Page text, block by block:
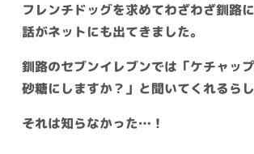
フレンチドッグを求めてわざわざ釧路
話がネットにも出てきました。
釧路のセブンイレブンでは「ケチャッ
砂糖にしますか？」と聞いてくれるらし
それは知らなかった…！